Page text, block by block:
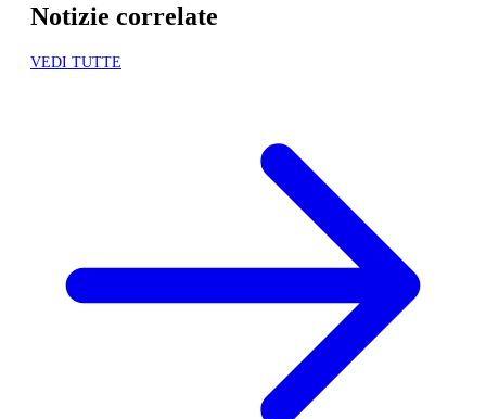
Notizie correlate
VEDI TUTTE